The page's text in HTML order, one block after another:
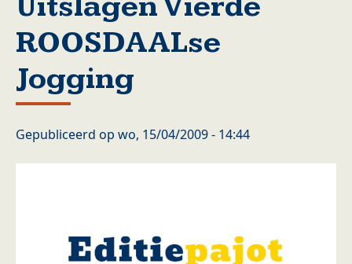
ROOSDAALse
Jogging
Gepubliceerd op wo, 15/04/2009 - 14:44